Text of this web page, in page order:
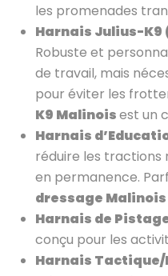
les promenades
Harnais Julius-K9
Robuste et
de travail, mais
pour éviter les
K9 Malinoisest un
Harnais
réduire les tractions
en permanence.
dressage Malinois
Harnais de
conçu pour les
Harnais